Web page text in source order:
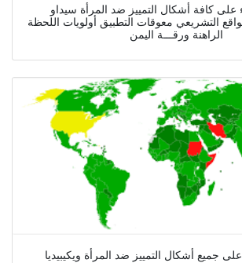
على كافة أشكال التمييز ضد المرأة سيداو
التشريعي معوقات التطبيق أولويات اللحظة
الراهنة ورقـــة اليمن
جميع أشكال التمييز ضد المرأة ويكيبيديا